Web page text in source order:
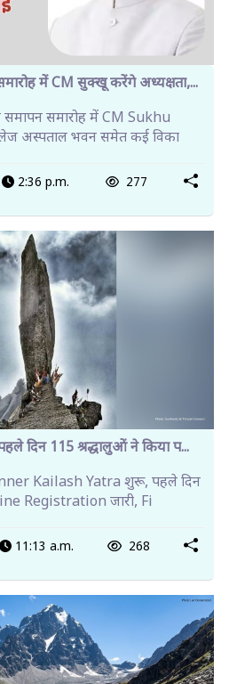
में CM सुक्खू करेंगे अध्यक्षता,...
समारोह में CM Sukhu
अस्पताल भवन समेत कई विका
2:36 p.m. 277
दिन 115 श्रद्धालुओं ने किया प...
Kailash Yatra शुरू, पहले दिन
Registration जारी, Fi
11:13 a.m. 268